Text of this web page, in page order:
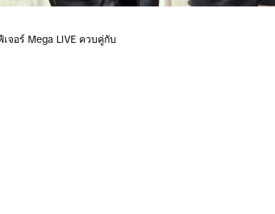
อร์ Mega LIVE ควบคู่กับ